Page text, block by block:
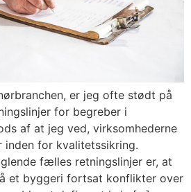
er jeg ofte stødt på
for begreber i
af at jeg ved, virksomhederne
for kvalitetssikring.
fælles retningslinjer er, at
et byggeri fortsat konflikter over